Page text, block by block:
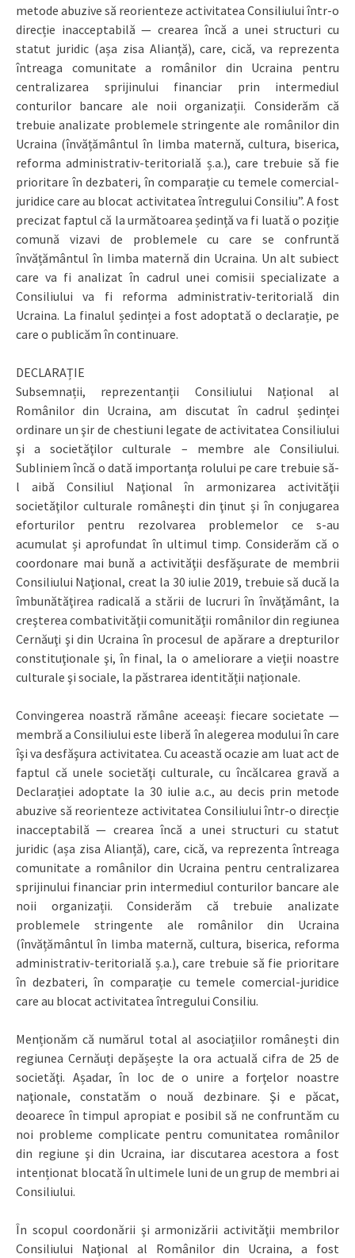
metode abuzive să reorienteze activitatea Consiliului într-o
direcție inacceptabilă — crearea încă a unei structuri cu
statut juridic (așa zisa Alianță), care, cică, va reprezenta
întreaga comunitate a românilor din Ucraina pentru
centralizarea sprijinului financiar prin intermediul
conturilor bancare ale noii organizații. Considerăm că
trebuie analizate problemele stringente ale românilor din
Ucraina (învățământul în limba maternă, cultura, biserica,
reforma administrativ-teritorială ș.a.), care trebuie să fie
prioritare în dezbateri, în comparație cu temele comercial-
juridice care au blocat activitatea întregului Consiliu”. A fost
precizat faptul că la următoarea ședință va fi luată o poziție
comună vizavi de problemele cu care se confruntă
învățământul în limba maternă din Ucraina. Un alt subiect
care va fi analizat în cadrul unei comisii specializate a
Consiliului va fi reforma administrativ-teritorială din
Ucraina. La finalul ședinței a fost adoptată o declarație, pe
care o publicăm în continuare.
DECLARAȚIE
Subsemnații, reprezentanții Consiliului Național al
Românilor din Ucraina, am discutat în cadrul ședinței
ordinare un şir de chestiuni legate de activitatea Consiliului
şi a societăţilor culturale – membre ale Consiliului.
Subliniem încă o dată importanţa rolului pe care trebuie să-
l aibă Consiliul Naţional în armonizarea activităţii
societăţilor culturale româneşti din ţinut şi în conjugarea
eforturilor pentru rezolvarea problemelor ce s-au
acumulat și aprofundat în ultimul timp. Considerăm că o
coordonare mai bună a activităţii desfăşurate de membrii
Consiliului Naţional, creat la 30 iulie 2019, trebuie să ducă la
îmbunătăţirea radicală a stării de lucruri în învăţământ, la
creşterea combativităţii comunităţii românilor din regiunea
Cernăuţi şi din Ucraina în procesul de apărare a drepturilor
constituţionale şi, în final, la o ameliorare a vieţii noastre
culturale şi sociale, la păstrarea identității naționale.
Convingerea noastră rămâne aceeași: fiecare societate —
membră a Consiliului este liberă în alegerea modului în care
îşi va desfăşura activitatea. Cu această ocazie am luat act de
faptul că unele societăţi culturale, cu încălcarea gravă a
Declarației adoptate la 30 iulie a.c., au decis prin metode
abuzive să reorienteze activitatea Consiliului într-o direcție
inacceptabilă — crearea încă a unei structuri cu statut
juridic (așa zisa Alianță), care, cică, va reprezenta întreaga
comunitate a românilor din Ucraina pentru centralizarea
sprijinului financiar prin intermediul conturilor bancare ale
noii organizații. Considerăm că trebuie analizate
problemele stringente ale românilor din Ucraina
(învățământul în limba maternă, cultura, biserica, reforma
administrativ-teritorială ș.a.), care trebuie să fie prioritare
în dezbateri, în comparație cu temele comercial-juridice
care au blocat activitatea întregului Consiliu.
Menționăm că numărul total al asociațiilor românești din
regiunea Cernăuți depășește la ora actuală cifra de 25 de
societăţi. Așadar, în loc de o unire a forţelor noastre
naţionale, constatăm o nouă dezbinare. Şi e păcat,
deoarece în timpul apropiat e posibil să ne confruntăm cu
noi probleme complicate pentru comunitatea românilor
din regiune şi din Ucraina, iar discutarea acestora a fost
intenționat blocată în ultimele luni de un grup de membri ai
Consiliului.
În scopul coordonării şi armonizării activităţii membrilor
Consiliului Naţional al Românilor din Ucraina, a fost